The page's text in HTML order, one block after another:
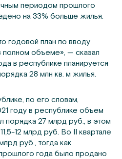
периодом прошлого
на 33% больше жилья.
годовой план по вводу
полном объеме», — сказал
в республике планируется
28 млн кв. м жилья.
по его словам,
году в республике объем
порядка 27 млрд руб., в этом
11,5-12 млрд руб. Во II квартале
руб., тогда как
года было продано